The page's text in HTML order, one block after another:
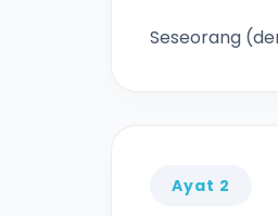
Seseorang
Ayat 2